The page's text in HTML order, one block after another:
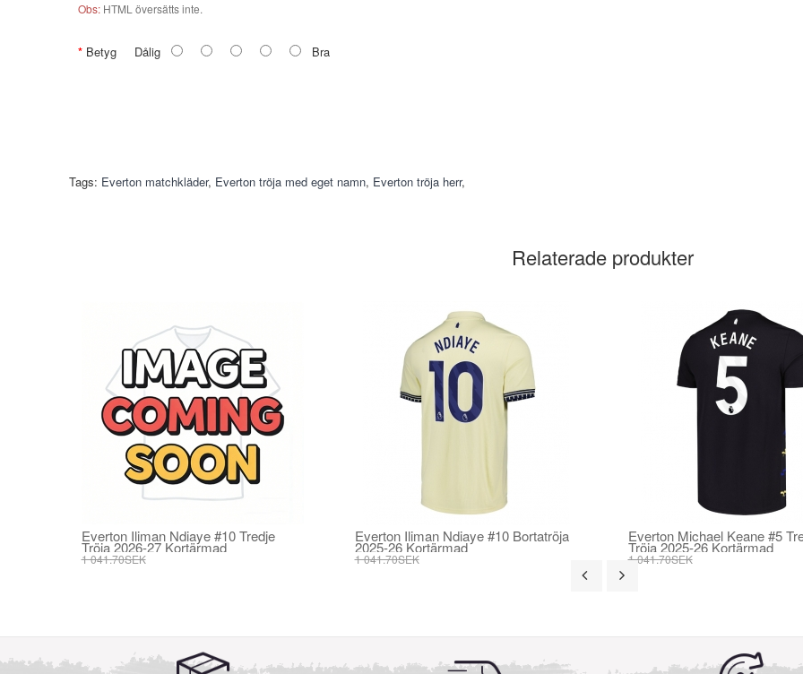
Obs: HTML översätts inte.
Betyg Dålig Bra
Tags: Everton matchkläder, Everton tröja med eget namn, Everton tröja herr,
Relaterade produkter
Everton Iliman Ndiaye #10 Tredje
Tröja 2026-27 Kortärmad
1 041.70SEK
Everton Iliman Ndiaye #10 Bortatröja
2025-26 Kortärmad
1 041.70SEK
Everton Michael Keane #5
Tröja 2025-26 Kortärmad
1 041.70SEK